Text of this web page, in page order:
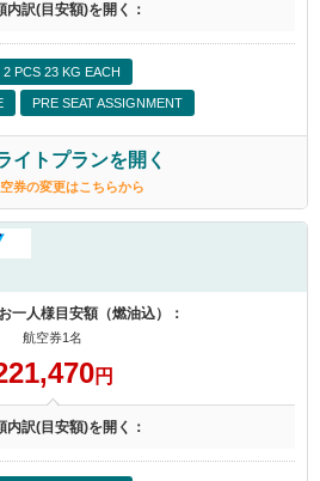
内訳(目安額)を開く：
PCS 23 KG EACH
PRE SEAT ASSIGNMENT
イトプランを開く
券の変更はこちらから
一人様目安額（燃油込）：
航空券1名
円
内訳(目安額)を開く：